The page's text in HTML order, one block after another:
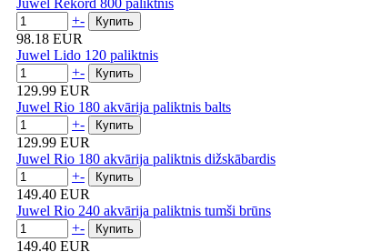
+-
98.18 EUR
Juwel Lido 120 paliktnis
+-
129.99 EUR
Juwel Rio 180 akvārija paliktnis balts
+-
129.99 EUR
Juwel Rio 180 akvārija paliktnis dižskābardis
+-
149.40 EUR
Juwel Rio 240 akvārija paliktnis tumši brūns
+-
149.40 EUR